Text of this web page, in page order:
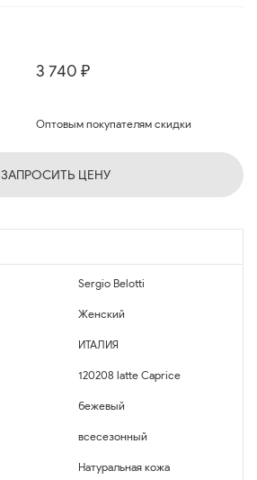
3 740 ₽
Оптовым покупателям скидки
ЗАПРОСИТЬ ЦЕНУ
Sergio Belotti
Женский
ИТАЛИЯ
120208 latte Caprice
бежевый
всесезонный
Натуральная кожа